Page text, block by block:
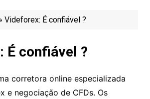
Videforex: É confiável ?
É confiável ?
corretora online especializada
e negociação de CFDs. Os